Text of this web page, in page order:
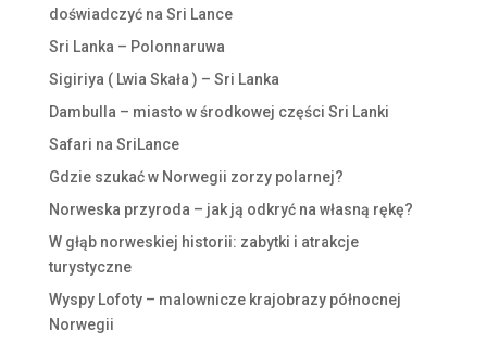
doświadczyć na Sri Lance
Sri Lanka – Polonnaruwa
Sigiriya ( Lwia Skała ) – Sri Lanka
Dambulla – miasto w środkowej części Sri Lanki
Safari na SriLance
Gdzie szukać w Norwegii zorzy polarnej?
Norweska przyroda – jak ją odkryć na własną rękę?
W głąb norweskiej historii: zabytki i atrakcje
turystyczne
Wyspy Lofoty – malownicze krajobrazy północnej
Norwegii